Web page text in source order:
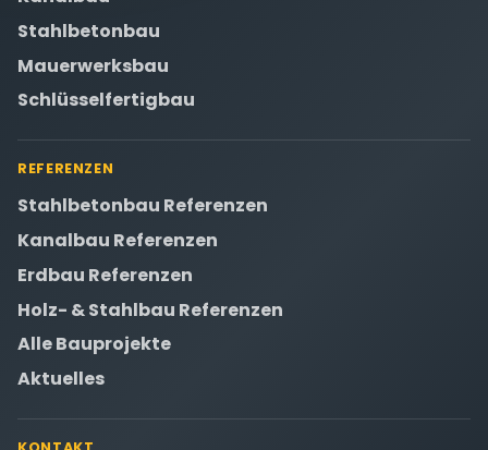
Stahlbetonbau
Mauerwerksbau
Schlüsselfertigbau
REFERENZEN
Stahlbetonbau Referenzen
Kanalbau Referenzen
Erdbau Referenzen
Holz- & Stahlbau Referenzen
Alle Bauprojekte
Aktuelles